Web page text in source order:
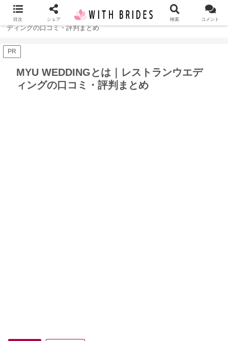
ホーム 結婚式
MYU WEDDINGとは｜レストランウエ
ディングの口コミ・評判まとめ
PR
MYU WEDDINGとは｜レストランウエデ
ィングの口コミ・評判まとめ
目次 シェア 検索 コメント